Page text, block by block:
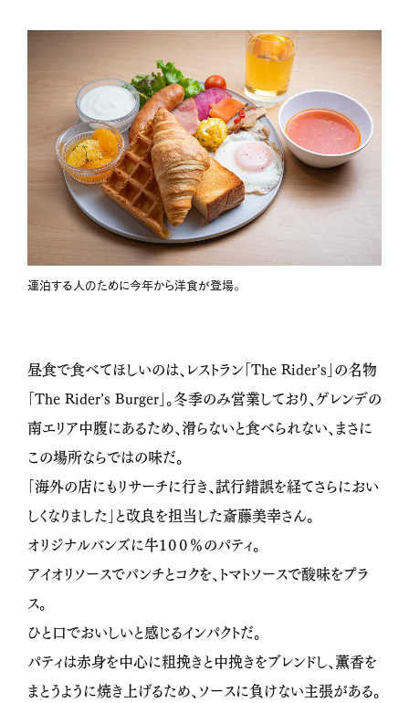
連泊する人のために今年から洋食が登場。
昼食で食べてほしいのは、レストラン「The Rider’s 」の名物
「The Rider’s Burger」。冬季のみ営業しており、ゲレンデの
南エリア中腹にあるため、滑らないと食べられない、まさに
この場所ならではの味だ。
「海外の店にもリサーチに行き、試行錯誤を経てさらにおい
しくなりました」と改良を担当した斎藤美幸さん。
オリジナルバンズに牛１００％のパティ。
アイオリソースでパンチとコクを、トマトソースで酸味をプラ
ス。
ひと口でおいしいと感じるインパクトだ。
パティは赤身を中心に粗挽きと中挽きをブレンドし、薫香を
まとうように焼き上げるため、ソースに負けない主張がある。